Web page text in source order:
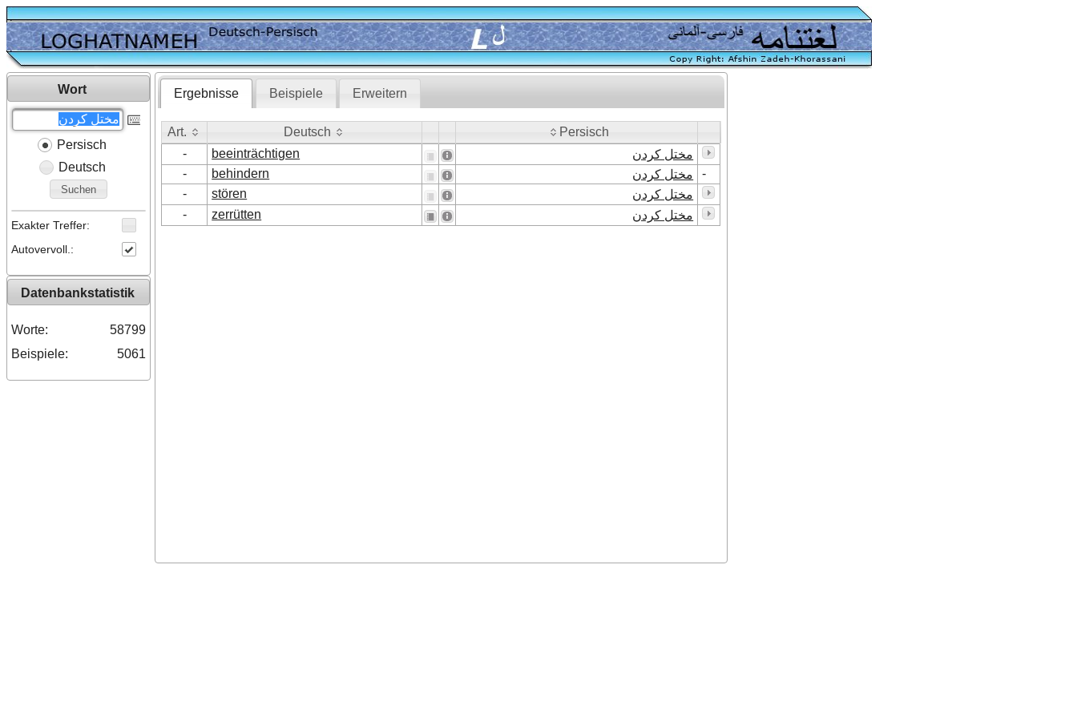
Wort
Persisch
Deutsch
Suchen
Exakter Treffer:
Autovervoll.:
Datenbankstatistik
Worte:
58799
Beispiele:
5061
Ergebnisse Beispiele Erweitern
Art. Deutsch
Persisch
Deutsch
- beeinträchtigen
مختل کردن
-
behindern مختل کردن
-
-
stören
مختل کردن
-
zerrütten مختل کردن